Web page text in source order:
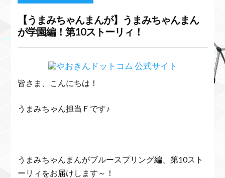
【うまみちゃんまんが】うまみちゃんまん
が学園編！第10ストーリィ！
皆さま、こんにちは！
うまみちゃん担当Ｆです♪
うまみちゃんまんがブルースプリング編、第10スト
ーリィをお届けします～！